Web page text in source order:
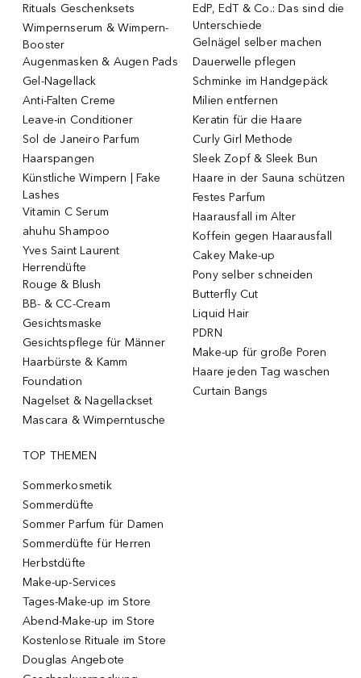
Rituals Geschenksets
Wimpernserum & Wimpern-
Booster
Augenmasken & Augen Pads
Gel-Nagellack
Anti-Falten Creme
Leave-in Conditioner
Sol de Janeiro Parfum
Haarspangen
Künstliche Wimpern | Fake
Lashes
Vitamin C Serum
ahuhu Shampoo
Yves Saint Laurent
Herrendüfte
Rouge & Blush
BB- & CC-Cream
Gesichtsmaske
Gesichtspflege für Männer
Haarbürste & Kamm
Foundation
Nagelset & Nagellackset
Mascara & Wimperntusche
EdP, EdT & Co.: Das sind die
Unterschiede
Gelnägel selber machen
Dauerwelle pflegen
Schminke im Handgepäck
Milien entfernen
Keratin für die Haare
Curly Girl Methode
Sleek Zopf & Sleek Bun
Haare in der Sauna schützen
Festes Parfum
Haarausfall im Alter
Koffein gegen Haarausfall
Cakey Make-up
Pony selber schneiden
Butterfly Cut
Liquid Hair
PDRN
Make-up für große Poren
Haare jeden Tag waschen
Curtain Bangs
TOP THEMEN
Sommerkosmetik
Sommerdüfte
Sommer Parfum für Damen
Sommerdüfte für Herren
Herbstdüfte
Make-up-Services
Tages-Make-up im Store
Abend-Make-up im Store
Kostenlose Rituale im Store
Douglas Angebote